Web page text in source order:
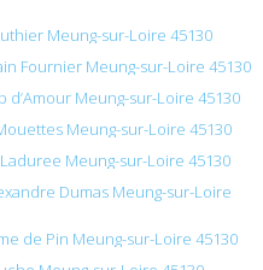
Meung-sur-Loire 45130
Fournier Meung-sur-Loire 45130
Meung-sur-Loire 45130
Meung-sur-Loire 45130
Meung-sur-Loire 45130
Dumas Meung-sur-Loire
de Pin Meung-sur-Loire 45130